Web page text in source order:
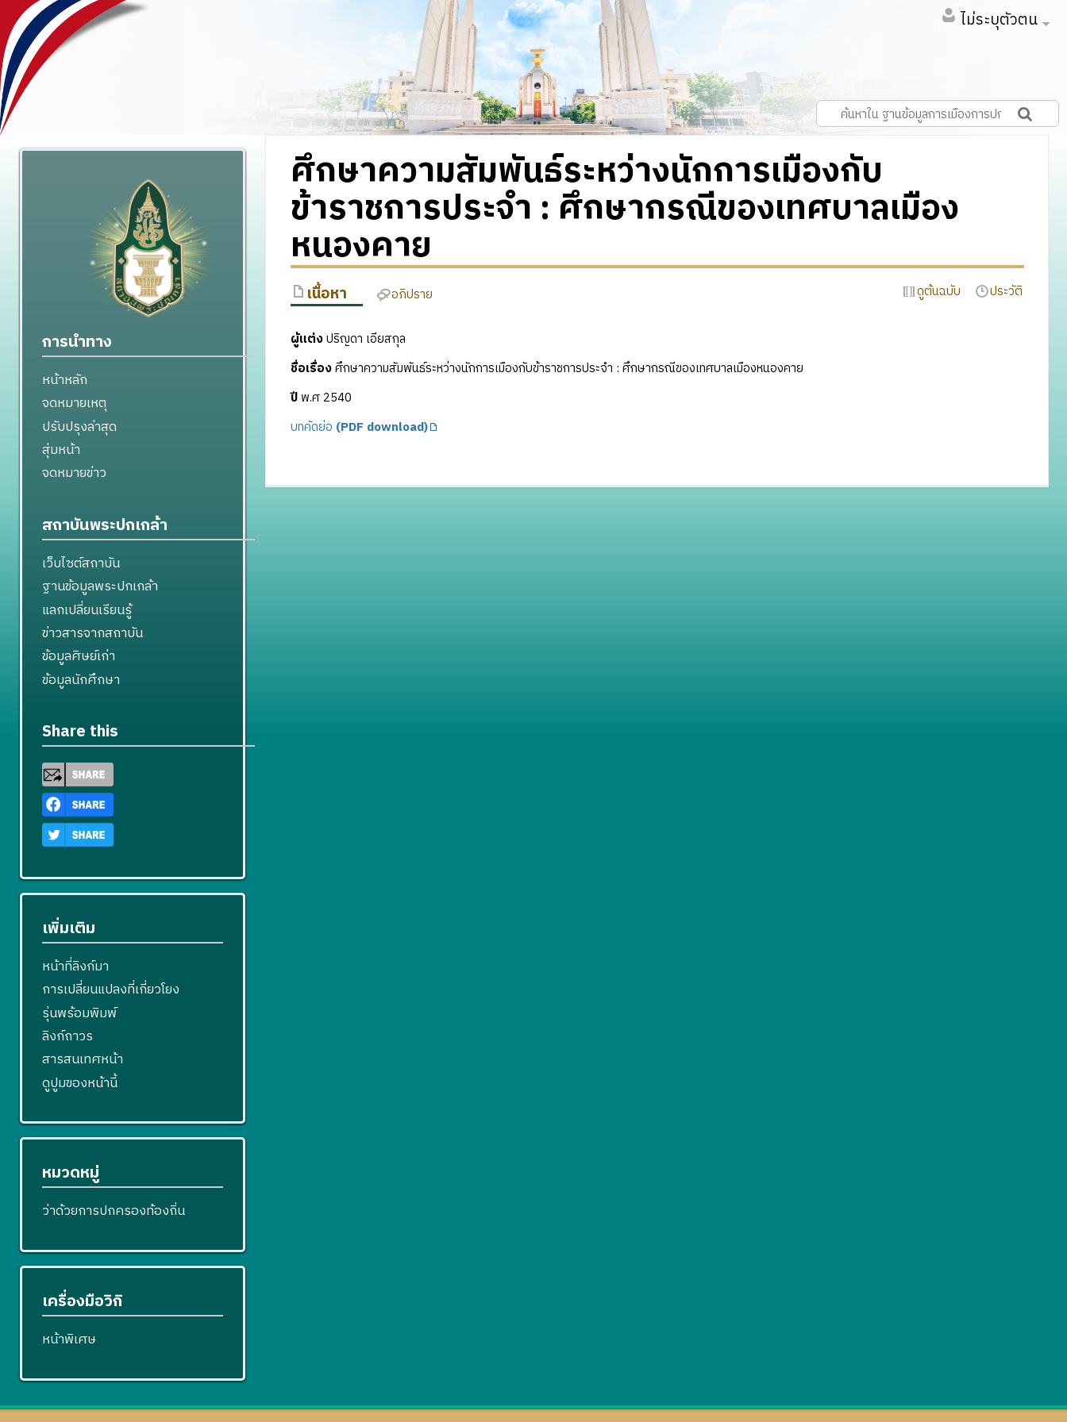
ไม่ระบุตัวตน
ศึกษาความสัมพันธ์ระหว่างนักการเมืองกับ
ข้าราชการประจำ : ศึกษากรณีของเทศบาลเมือง
หนองคาย
เนื้อหา อภิปราย ดูต้นฉบับ ประวัติ
ผู้แต่งปริญดา เอียสกุล
ชื่อเรื่องศึกษาความสัมพันธ์ระหว่างนักการเมืองกับข้าราชการประจำ : ศึกษากรณีของเทศบาลเมืองหนองคาย
ปีพ.ศ 2540
บทคัดย่อ (PDF download)
การนำทาง
หน้าหลัก
จดหมายเหตุ
ปรับปรุงล่าสุด
สุ่มหน้า
จดหมายข่าว
สถาบันพระปกเกล้า
เว็บไซต์สถาบัน
ฐานข้อมูลพระปกเกล้า
แลกเปลี่ยนเรียนรู้
ข่าวสารจากสถาบัน
ข้อมูลศิษย์เก่า
ข้อมูลนักศึกษา
Share this
เพิ่มเติม
หน้าที่ลิงก์มา
การเปลี่ยนแปลงที่เกี่ยวโยง
รุ่นพร้อมพิมพ์
ลิงก์ถาวร
สารสนเทศหน้า
ดูปูมของหน้านี้
หมวดหมู่
ว่าด้วยการปกครองท้องถิ่น
เครื่องมือวิกิ
หน้าพิเศษ